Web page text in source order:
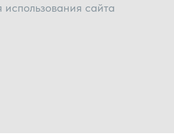
использования сайта